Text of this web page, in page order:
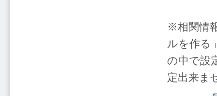
※相関情
ルを作る
の中で設
定出来ま